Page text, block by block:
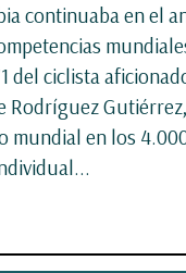
continuaba en el
del ciclista
Rodríguez
mundial en los